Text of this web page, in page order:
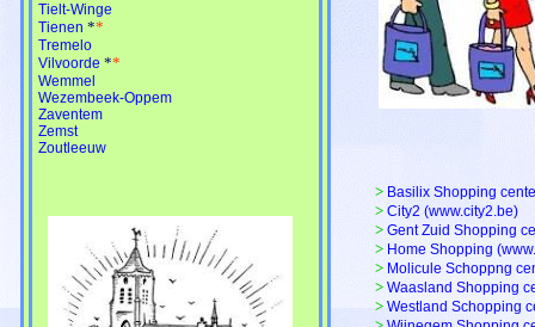
Tielt-Winge
Tienen **
Tremelo
Vilvoorde **
Wemmel
Wezembeek-Oppem
Zaventem
Zemst
Zoutleeuw
> Basilix Shopping
> City2 (www.city2.be)
> Gent Zuid Shopping
> Home Shopping
> Molicule Schoppng
> Waasland Shopping
> Westland Schopping